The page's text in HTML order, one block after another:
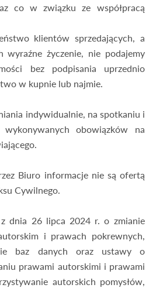
co w związku ze współpracą
klientów sprzedających, a
wyraźne życzenie, nie podajemy
bez podpisania uprzednio
w kupnie lub najmie.
indywidualnie, na spotkaniu i
wykonywanych obowiązków na
Biuro informacje nie są ofertą
Cywilnego.
dnia 26 lipca 2024 r. o zmianie
i prawach pokrewnych,
baz danych oraz ustawy o
prawami autorskimi i prawami
autorskich pomysłów,